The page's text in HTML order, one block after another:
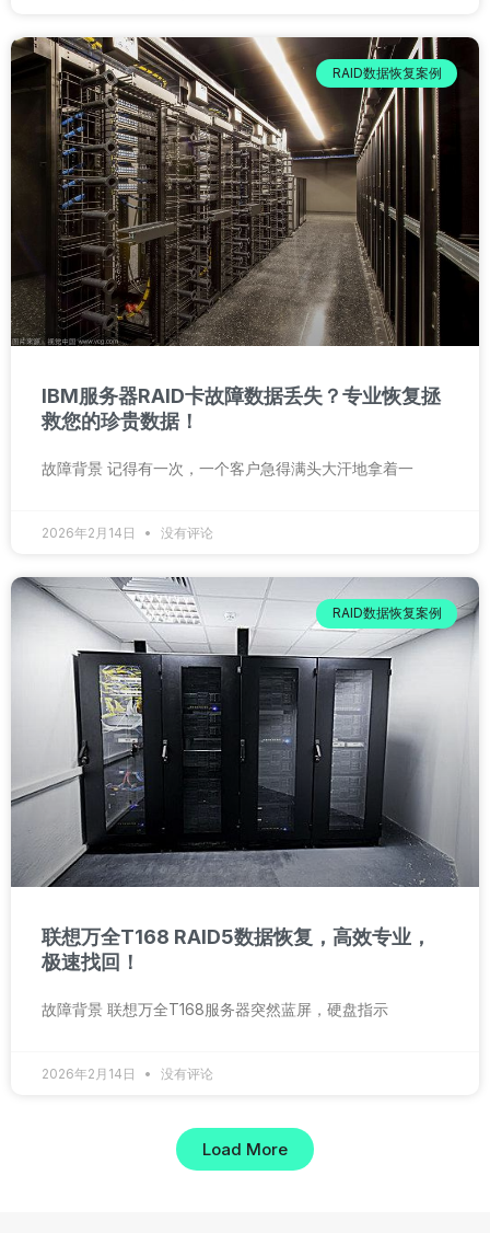
RAID数据恢复案例
IBM服务器RAID卡故障数据丢失？专业恢复拯
救您的珍贵数据！
故障背景 记得有一次，一个客户急得满头大汗地拿着一
2026年2月14日 没有评论
RAID数据恢复案例
联想万全T168 RAID5数据恢复，高效专业，
极速找回！
故障背景 联想万全T168服务器突然蓝屏，硬盘指示
2026年2月14日 没有评论
Load More